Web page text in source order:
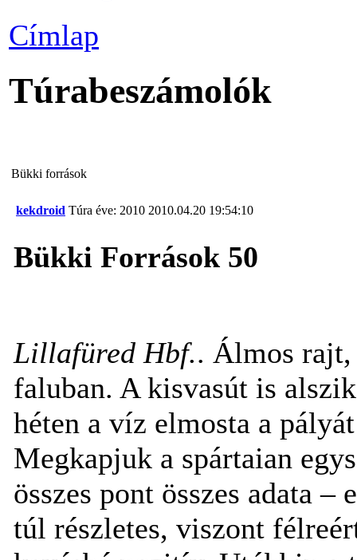
Címlap
Túrabeszámolók
Bükki források
kekdroid Túra éve: 2010 2010.04.20 19:54:10
Bükki Források 50
Lillafüred Hbf.. Álmos
faluban. A kisvasút is
héten a víz elmosta a
Megkapjuk a spártaian
összes pont összes adata
túl részletes, viszont